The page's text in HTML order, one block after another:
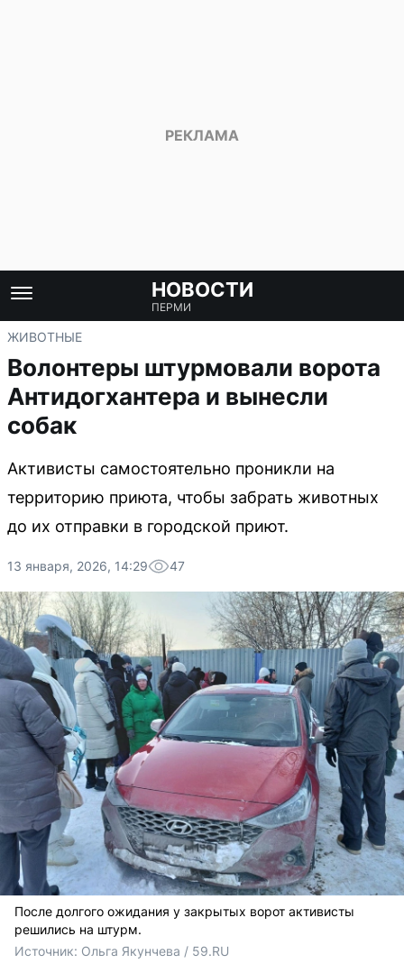
НОВОСТИ
ПЕРМИ
ЖИВОТНЫЕ
Волонтеры штурмовали ворота
Антидогхантера и вынесли
собак
Активисты самостоятельно проникли на
территорию приюта, чтобы забрать животных
до их отправки в городской приют.
13 января, 2026, 14:29 47
После долгого ожидания у закрытых ворот активисты
решились на штурм.
Источник: Ольга Якунчева / 59.RU